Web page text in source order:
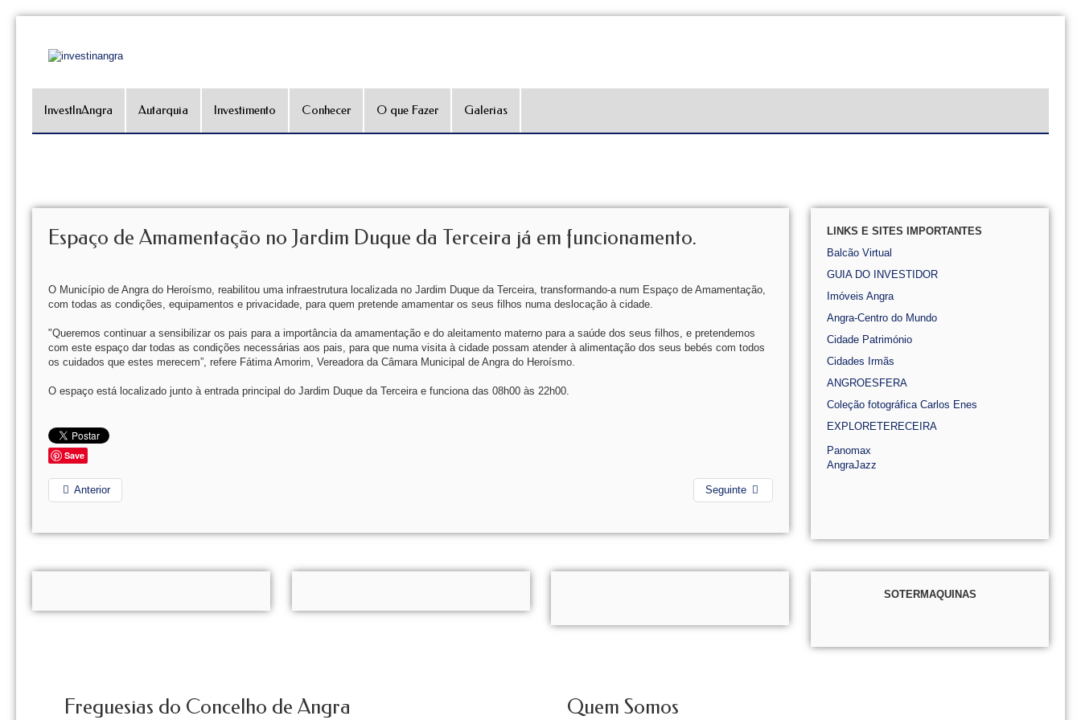
InvestInAngra Autarquia Investimento Conhecer O que Fazer Galerias
Espaço de Amamentação no Jardim Duque da Terceira já em funcionamento.
O Município de Angra do Heroísmo, reabilitou uma infraestrutura localizada no Jardim Duque da Terceira, transformando-a num Espaço de Amamentação,
com todas as condições, equipamentos e privacidade, para quem pretende amamentar os seus filhos numa deslocação à cidade.
"Queremos continuar a sensibilizar os pais para a importância da amamentação e do aleitamento materno para a saúde dos seus filhos, e pretendemos
com este espaço dar todas as condições necessárias aos pais, para que numa visita à cidade possam atender à alimentação dos seus bebés com todos
os cuidados que estes merecem”, refere Fátima Amorim, Vereadora da Câmara Municipal de Angra do Heroísmo.
O espaço está localizado junto à entrada principal do Jardim Duque da Terceira e funciona das 08h00 às 22h00.
Save
Anterior Seguinte
LINKS E SITES IMPORTANTES
Balcão Virtual
GUIA DO INVESTIDOR
Imóveis Angra
Angra-Centro do Mundo
Cidade Património
Cidades Irmãs
ANGROESFERA
Coleção fotográfica Carlos Enes
EXPLORETERECEIRA
Panomax
AngraJazz
SOTERMAQUINAS
Freguesias do Concelho de Angra Quem Somos